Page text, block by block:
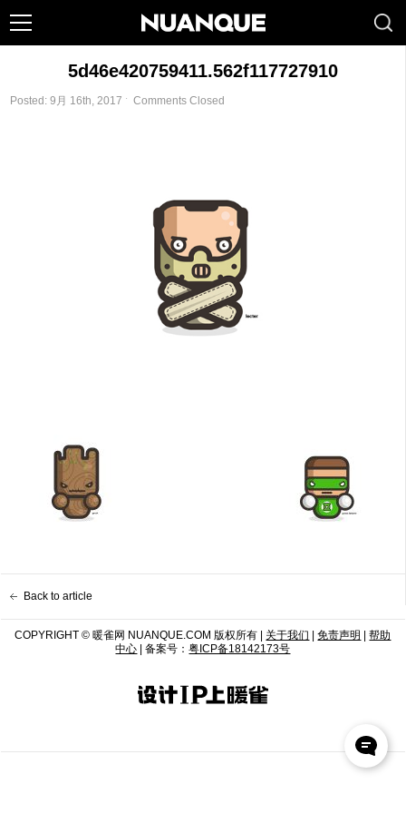
5d46e420759411.562f117727910
Posted: 9月 16th, 2017 ˑ Comments Closed
Back to article
COPYRIGHT © 暖雀网 NUANQUE.COM 版权所有 | 关于我们 |免责声明 |帮助
中心 | 备案号：粤ICP备18142173号